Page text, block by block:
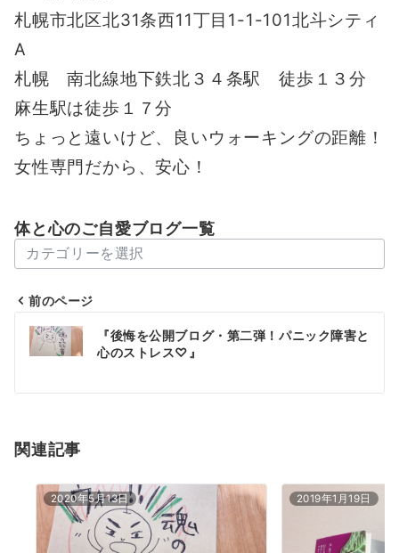
札幌市北区北31条西11丁目1-1-101北斗シティ
A
札幌 南北線地下鉄北３４条駅 徒歩１３分
麻生駅は徒歩１７分
ちょっと遠いけど、良いウォーキングの距離！
女性専門だから、安心！
体と心のご自愛ブログ一覧
体
と
心
の
グ
投
稿
ナ
ゲ
前のページ
『後悔を公開ブログ・第二弾！パニック障害と
心のストレス♡』
関連記事
2020年5月13日 2019年1月19日